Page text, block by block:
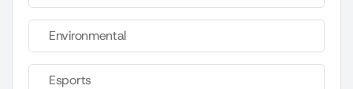
Environmental
Esports